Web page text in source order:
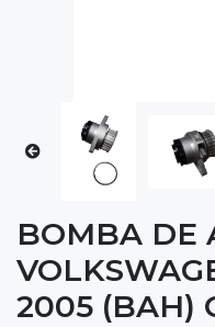
BOMBA DE
2005 (BAH)